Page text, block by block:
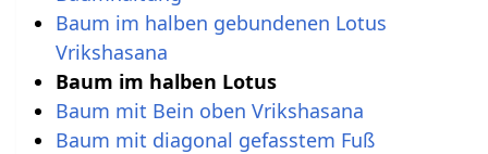
Baum im halben gebundenen Lotus
Vrikshasana
Baum im halben Lotus
Baum mit Bein oben Vrikshasana
Baum mit diagonal gefasstem Fuß